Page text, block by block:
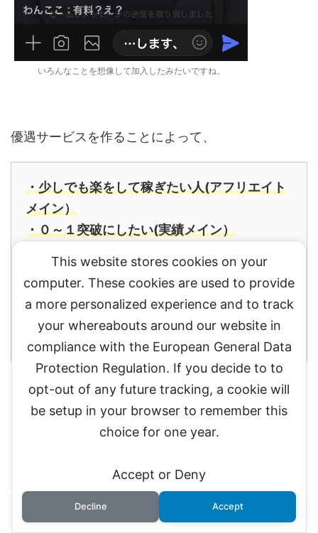
いろんなことを想像して加入したみたいですね。
優遇サービスを作ることによって、
・少しでも楽をして稼ぎたい人(アフリエイト
メイン）
・０～１突破にしたい(実績メイン）
・祭りだ祭りだわーい、わっしょい、わっし
ょい人(ムードメーカ）
・祭りを客観的に監視する人（もう普通にネ
ットだけで稼ぐのは普通の人）
という人が来ると思います。
ーではないのですが、今までのインフルエンサー
の理解の範囲で理解していますので解釈範囲が少な
いかもです）
This website stores cookies on your
computer. These cookies are used to provide
a more personalized experience and to track
your whereabouts around our website in
compliance with the European General Data
Protection Regulation. If you decide to to
opt-out of any future tracking, a cookie will
be setup in your browser to remember this
choice for one year.
Accept or Deny
Decline Accept